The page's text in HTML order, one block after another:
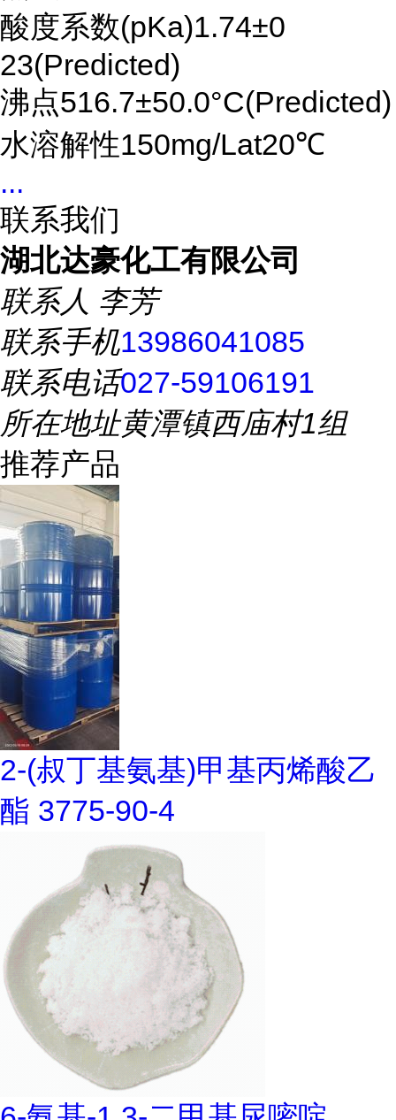
酸度系数(pKa)1.74±0
23(Predicted)
沸点516.7±50.0°C(Predicted)
水溶解性150mg/Lat20℃
...
联系我们
湖北达豪化工有限公司
联系人 李芳
联系手机13986041085
联系电话027-59106191
所在地址黄潭镇西庙村1组
推荐产品
2-(叔丁基氨基)甲基丙烯酸乙
酯 3775-90-4